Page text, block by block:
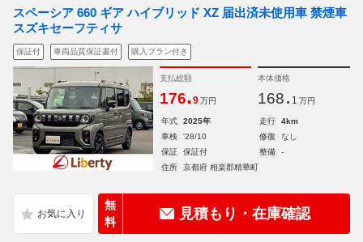
スペーシア 660 ギア ハイブリッド XZ 届出済未使用車 禁煙車
スズキセーフティサ
保証付 車両品質保証書付 購入プラン付き
支払総額
176.9 万円
本体価格
168. 1 万円
年式 2025年 走行
4km
車検
'28/10 修復
なし
保証
保証付 整備
-
住所
京都府 相楽郡精華町
無
料
見積もり・在庫確認